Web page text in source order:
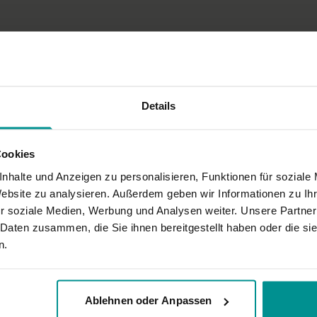
Details
und Anzeigen zu personalisieren, Funktionen für soziale
zu analysieren. Außerdem geben wir Informationen zu
soziale Medien, Werbung und Analysen weiter. Unsere
zusammen, die Sie ihnen bereitgestellt haben oder die
Ablehnen oder Anpassen
fand ich gut. :-) werde ich wieder üben.
eine davon ist nichts für empfindliche Knie, weil der Kniestand sehr